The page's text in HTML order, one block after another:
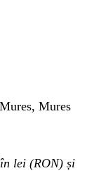
Mures
lei (RON) și